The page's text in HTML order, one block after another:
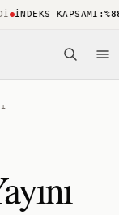
İNDEKS KAPSAMI:%88